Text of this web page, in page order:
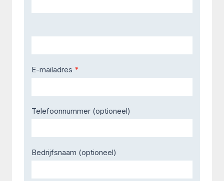
E-mailadres *
Telefoonnummer (optioneel)
Bedrijfsnaam (optioneel)